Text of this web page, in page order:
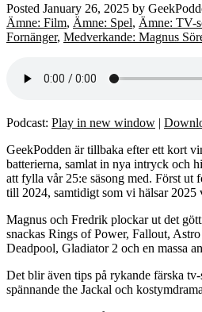
Posted January 26, 2025 by
Ämne: Film, Ämne: Spel, Ämne: TV-
Fornänger, Medverkande: Magnus
Podcast: Play in new window |
GeekPodden är tillbaka efter ett kort
batterierna, samlat in nya intryck och
att fylla vår 25:e säsong med. Först ut
till 2024, samtidigt som vi hälsar 2025
Magnus och Fredrik plockar ut det
snackas Rings of Power, Fallout,
Deadpool, Gladiator 2 och en massa
Det blir även tips på rykande färska
spännande the Jackal och